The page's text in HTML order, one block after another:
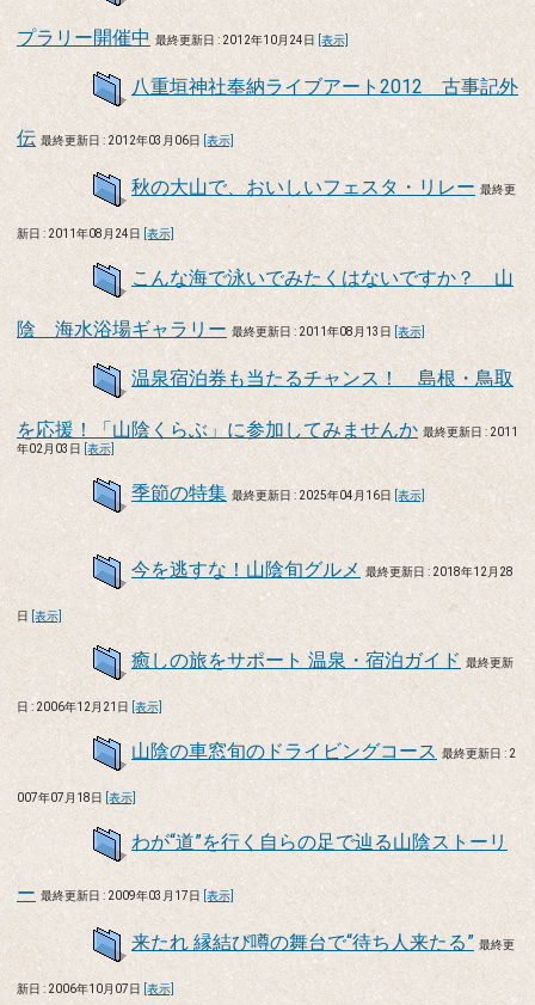
プラリー開催中 最終更新日 : 2012年10月24日 [表示]
八重垣神社奉納ライブアート2012 古事記外
伝 最終更新日 : 2012年03月06日 [表示]
秋の大山で、おいしいフェスタ・リレー 最終更
新日 : 2011年08月24日 [表示]
こんな海で泳いでみたくはないですか？ 山
陰 海水浴場ギャラリー 最終更新日 : 2011年08月13日 [表示]
温泉宿泊券も当たるチャンス！ 島根・鳥取
を応援！「山陰くらぶ」に参加してみませんか 最終更新日 : 2011
年02月03日
[表示]
季節の特集 最終更新日 : 2025年04月16日 [表示]
今を逃すな！山陰旬グルメ 最終更新日 : 2018年12月28
日 [表示]
癒しの旅をサポート 温泉・宿泊ガイド 最終更新
日 : 2006年12月21日 [表示]
山陰の車窓旬のドライビングコース 最終更新日 : 2
007年07月18日 [表示]
わが“道”を行く自らの足で辿る山陰ストーリ
ー 最終更新日 : 2009年03月17日 [表示]
来たれ 縁結び噂の舞台で“待ち人来たる” 最終更
新日 : 2006年10月07日 [表示]